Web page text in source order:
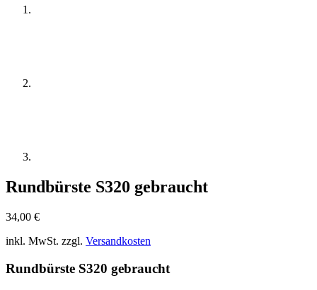
Rundbürste S320 gebraucht
34,00 €
inkl. MwSt. zzgl. Versandkosten
Rundbürste S320 gebraucht